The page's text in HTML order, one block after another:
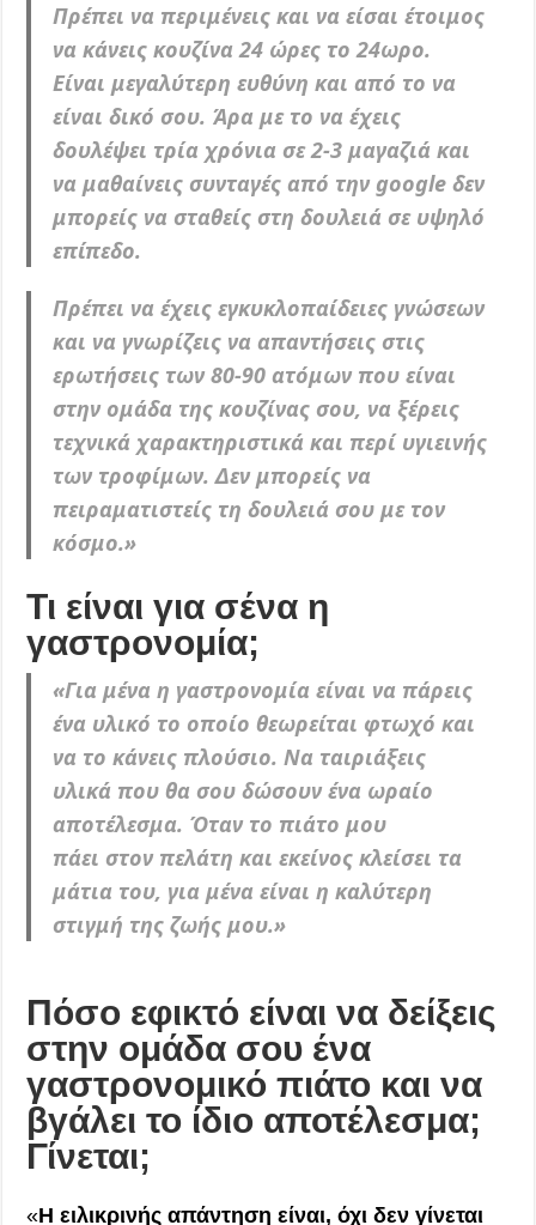
Πρέπει να περιμένεις και να είσαι έτοιμος
να κάνεις κουζίνα 24 ώρες το 24ωρο.
Είναι μεγαλύτερη ευθύνη και από το να
είναι δικό σου. Άρα με το να έχεις
δουλέψει τρία χρόνια σε 2-3 μαγαζιά και
να μαθαίνεις συνταγές από την google δεν
μπορείς να σταθείς στη δουλειά σε υψηλό
επίπεδο.
Πρέπει να έχεις εγκυκλοπαίδειες γνώσεων
και να γνωρίζεις να απαντήσεις στις
ερωτήσεις των 80-90 ατόμων που είναι
στην ομάδα της κουζίνας σου, να ξέρεις
τεχνικά χαρακτηριστικά και περί υγιεινής
των τροφίμων. Δεν μπορείς να
πειραματιστείς τη δουλειά σου με τον
κόσμο.»
Τι είναι για σένα η
γαστρονομία;
«Για μένα η γαστρονομία είναι να πάρεις
ένα υλικό το οποίο θεωρείται φτωχό και
να το κάνεις πλούσιο. Να ταιριάξεις
υλικά που θα σου δώσουν ένα ωραίο
αποτέλεσμα. Όταν το πιάτο μου
πάει στον πελάτη και εκείνος κλείσει τα
μάτια του, για μένα είναι η καλύτερη
στιγμή της ζωής μου.»
Πόσο εφικτό είναι να δείξεις
στην ομάδα σου ένα
γαστρονομικό πιάτο και να
βγάλει το ίδιο αποτέλεσμα;
Γίνεται;
«Η ειλικρινής απάντηση είναι, όχι δεν γίνεται